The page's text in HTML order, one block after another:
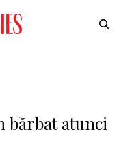
bărbat atunci